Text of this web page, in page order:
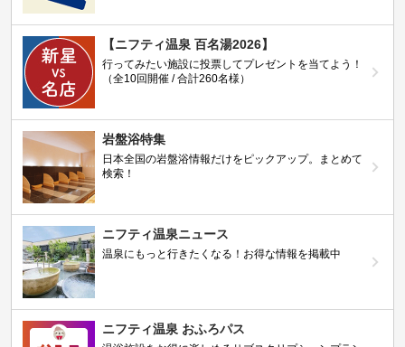
【ニフティ温泉 百名湯2026】
行ってみたい施設に投票してプレゼントを当てよう！
（全10回開催 / 合計260名様）
岩盤浴特集
日本全国の岩盤浴情報だけをピックアップ。まとめて
検索！
ニフティ温泉ニュース
温泉にもっと行きたくなる！お得な情報を掲載中
ニフティ温泉 おふろパス